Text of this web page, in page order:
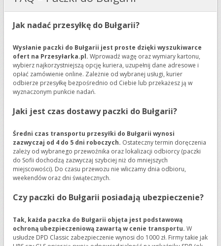
Jak nadać przesyłkę do Bułgarii?
Wysłanie paczki do Bułgarii jest proste dzięki wyszukiwarce
ofert na Przesyłarka.pl. Wprowadź wagę oraz wymiary kartonu,
wybierz najkorzystniejszą opcję kuriera, uzupełnij dane adresowe i
opłać zamówienie online. Zależnie od wybranej usługi, kurier
odbierze przesyłkę bezpośrednio od Ciebie lub przekażesz ją w
wyznaczonym punkcie nadań.
Jaki jest czas dostawy paczki do Bułgarii?
Średni czas transportu przesyłki do Bułgarii wynosi
zazwyczaj od 4 do 5 dni roboczych. Ostateczny termin doręczenia
zależy od wybranego przewoźnika oraz lokalizacji odbiorcy (paczki
do Sofii dochodzą zazwyczaj szybciej niż do mniejszych
miejscowości). Do czasu przewozu nie wliczamy dnia odbioru,
weekendów oraz dni świątecznych.
Czy paczki do Bułgarii posiadają ubezpieczenie?
Tak, każda paczka do Bułgarii objęta jest podstawową
ochroną ubezpieczeniową zawartą w cenie transportu. W
usłudze DPD Classic zabezpieczenie wynosi do 1000 zł. Firmy takie jak